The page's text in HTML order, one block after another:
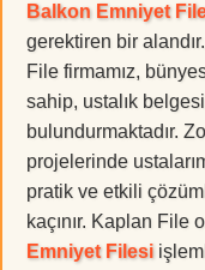
Balkon Emniyet
gerektiren bir
File firmamız,
sahip, ustalık
bulundurmaktadır.
projelerinde
pratik ve etkili
kaçınır. Kaplan File
Emniyet Filesi